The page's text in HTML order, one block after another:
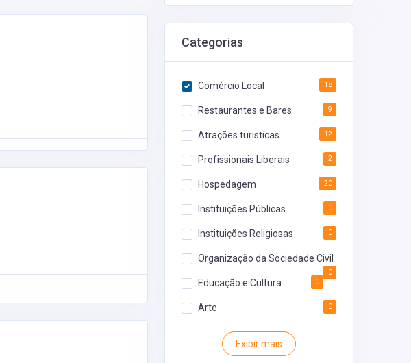
Categorias
Comércio Local 18
Restaurantes e Bares 9
Atrações turistícas 12
Profissionais Liberais 2
Hospedagem 20
Instituições Públicas 0
Instituições Religiosas 0
Organização da Sociedade Civil
0
Educação e Cultura 0
Arte 0
Rodoviária
Inventário
Exibir mais